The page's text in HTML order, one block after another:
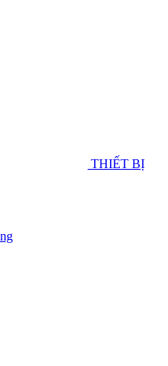
THIẾT BỊ